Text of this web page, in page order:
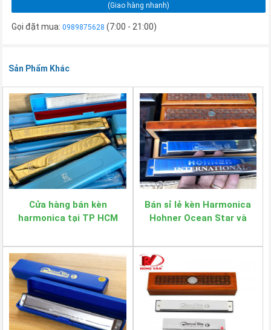
(Giao hàng nhanh)
Gọi đặt mua:0989875628 (7:00 - 21:00)
Sản Phẩm Khác
Cửa hàng bán kèn
harmonica tại TP HCM
Bán sỉ lẻ kèn Harmonica
Hohner Ocean Star và